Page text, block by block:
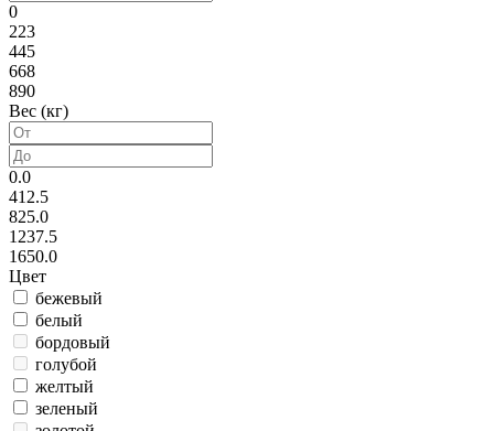
0
223
445
668
890
Вес (кг)
0.0
412.5
825.0
1237.5
1650.0
Цвет
бежевый
белый
бордовый
голубой
желтый
зеленый